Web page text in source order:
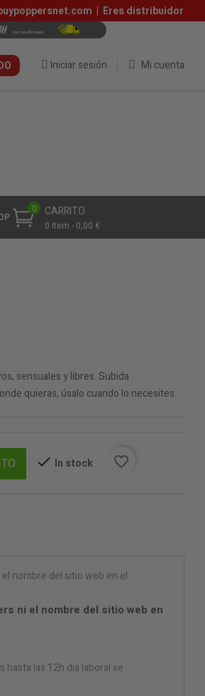
| Eres distribuidor
Mi cuenta
Iniciar sesión
CARRITO
0 Item - 0,00 €
0
sensuales y libres. Subida
quieras, úsalo cuando lo necesites.
In stock favorite_border
ni el nombre del sitio web en